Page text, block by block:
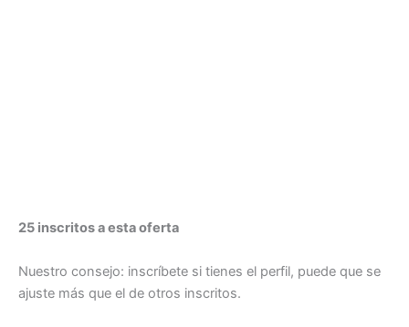
25 inscritos a esta oferta
Nuestro consejo: inscríbete si tienes el perfil, puede que se
ajuste más que el de otros inscritos.